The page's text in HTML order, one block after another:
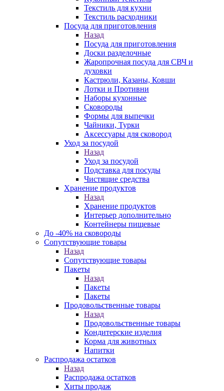
Текстиль для кухни
Текстиль расходники
Посуда для приготовления
Назад
Посуда для приготовления
Доски разделочные
Жаропрочная посуда для СВЧ и
духовки
Кастрюли, Казаны, Ковши
Лотки и Противни
Наборы кухонные
Сковороды
Формы для выпечки
Чайники, Турки
Аксессуары для сковород
Уход за посудой
Назад
Уход за посудой
Подставка для посуды
Чистящие средства
Хранение продуктов
Назад
Хранение продуктов
Интерьер дополнительно
Контейнеры пищевые
До -40% на сковороды
Сопутствующие товары
Назад
Сопутствующие товары
Пакеты
Назад
Пакеты
Пакеты
Продовольственные товары
Назад
Продовольственные товары
Кондитерские изделия
Корма для животных
Напитки
Распродажа остатков
Назад
Распродажа остатков
Хиты продаж